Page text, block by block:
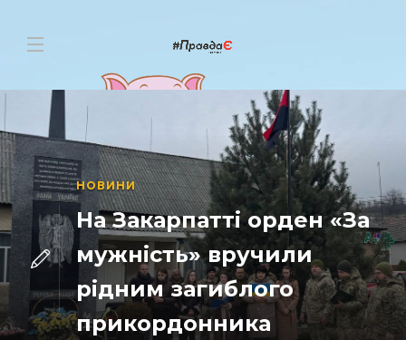
НОВИНИ
На Закарпатті орден «За
мужність» вручили
рідним загиблого
прикордонника